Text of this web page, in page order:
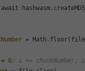
=
= 0; i <= chunkNumber;